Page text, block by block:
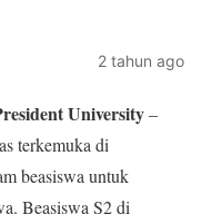
2 tahun ago
University–
terkemuka di
beasiswa untuk
Beasiswa S2 di